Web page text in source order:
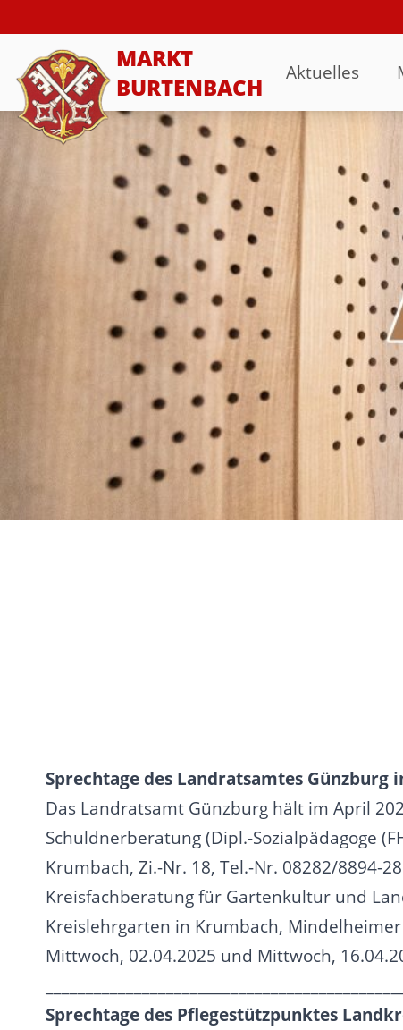
MARKT
BURTENBACH
Aktuelles
Sprechtage des Landratsamtes Günzburg
Das Landratsamt Günzburg hält im April
Schuldnerberatung (Dipl.-Sozialpädagoge
Krumbach, Zi.-Nr. 18, Tel.-Nr. 08282/8894-
Kreisfachberatung für Gartenkultur und
Kreislehrgarten in Krumbach,
Mittwoch, 02.04.2025 und Mittwoch,
Sprechtage des Pflegestützpunktes